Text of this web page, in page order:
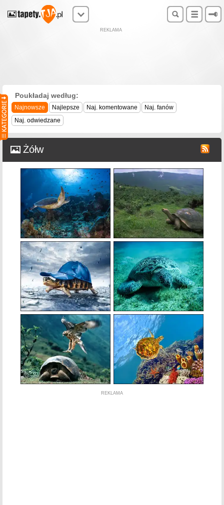
REKLAMA
Poukładaj według:
Najnowsze Najlepsze Naj. komentowane
Naj. fanów
Naj. odwiedzane
Żółw
REKLAMA